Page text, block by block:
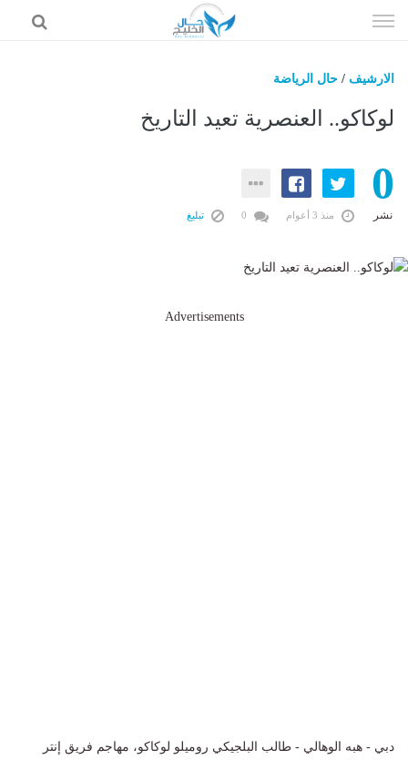
الى
الارشيف / حال الرياضة
لوكاكو.. العنصرية تعيد التاريخ
0
نشر منذ 3 أعوام تبليغ
Advertisements
دبي - هبه الوهالي - طالب البلجيكي روميلو لوكاكو، مهاجم فريق إنتر
حال السعودية